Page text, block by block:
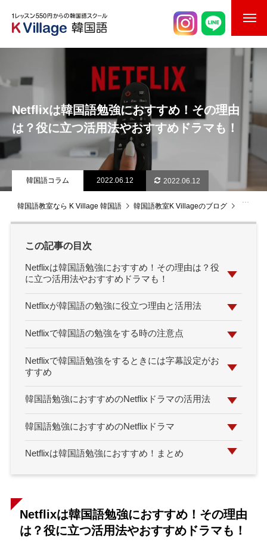
校舎案内
ご入校までの流れ
韓国語講師紹介
スケジュール
K Village韓国留学
Netflixは韓国語勉強におすすめ！その理由
は？役に立つ活用法やおすすめドラマも！
韓国語コラム 2022.06.12 2022.06.12
韓国語教室なら K Village 韓国語 韓国語教室K Villageのブログ
この記事の目次
Netflixは韓国語勉強におすすめ！その理由は？役
に立つ活用法やおすすめドラマも！
Netflixが韓国語の勉強に役立つ理由と活用法
Netflixで韓国語の勉強をする時の注意点
Netflixで韓国語勉強をするときには字幕設定がお
すすめ
韓国語勉強におすすめのNetflixドラマの活用法
韓国語勉強におすすめのNetflixドラマ
Netflixは韓国語勉強におすすめ！まとめ
Netflixは韓国語勉強におすすめ！その理由
は？役に立つ活用法やおすすめドラマも！